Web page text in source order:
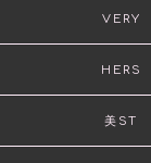
VERY
HERS
美ST